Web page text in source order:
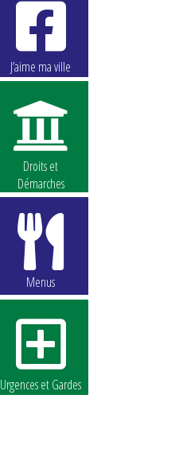
J’aime ma ville
Droits et
Démarches
Menus
Urgences et Gardes